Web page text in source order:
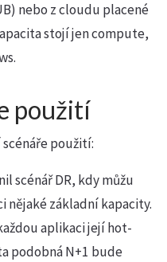
nebo z cloudu placené
stojí jen compute,
použití
použití:
scénář DR, kdy můžu
nějaké základní kapacity.
aplikaci její hot-
podobná N+1 bude